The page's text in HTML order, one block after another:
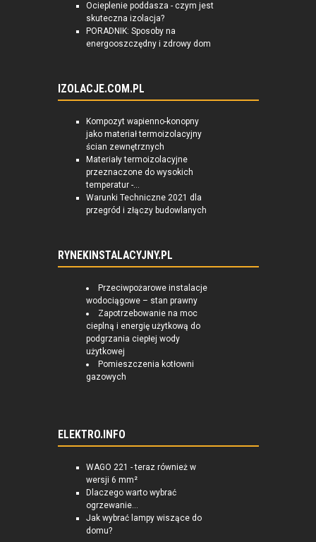
Ocieplenie poddasza - czym jest
skuteczna izolacja?
PORADNIK: Sposoby na
energooszczędny i zdrowy dom
IZOLACJE.COM.PL
Kompozyt wapienno-konopny
jako materiał termoizolacyjny
ścian zewnętrznych
Materiały termoizolacyjne
przeznaczone do wysokich
temperatur -...
Warunki Techniczne 2021 dla
przegród i złączy budowlanych
RYNEKINSTALACYJNY.PL
Przeciwpożarowe instalacje
wodociągowe – stan prawny
Zapotrzebowanie na moc
cieplną i energię użytkową do
podgrzania ciepłej wody
użytkowej
Pomieszczenia kotłowni
gazowych
ELEKTRO.INFO
WAGO 221 - teraz również w
wersji 6 mm²
Dlaczego warto wybrać
ogrzewanie...
Jak wybrać lampy wiszące do
domu?